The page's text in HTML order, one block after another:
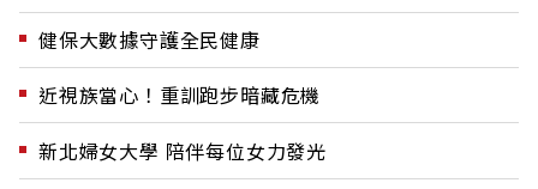
健保大數據守護全民健康
近視族當心！重訓跑步暗藏危機
新北婦女大學 陪伴每位女力發光